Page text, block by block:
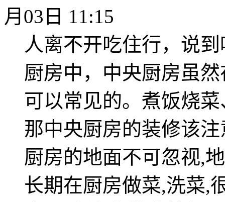
月03日 11:15
人离不开吃住行，说
厨房中，中央厨房虽
可以常见的。煮饭烧
那中央厨房的装修该
厨房的地面不可忽视,
长期在厨房做菜,洗菜,